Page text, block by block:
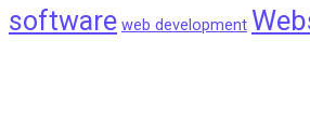
software web development